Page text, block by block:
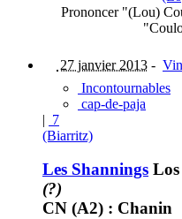
Prononcer "(Lou)
27 janvier 2013 -
Incontournables
cap-de-paja
| 7
(Biarritz)
Les Shannings
(?)
CN (A2) : Chanin